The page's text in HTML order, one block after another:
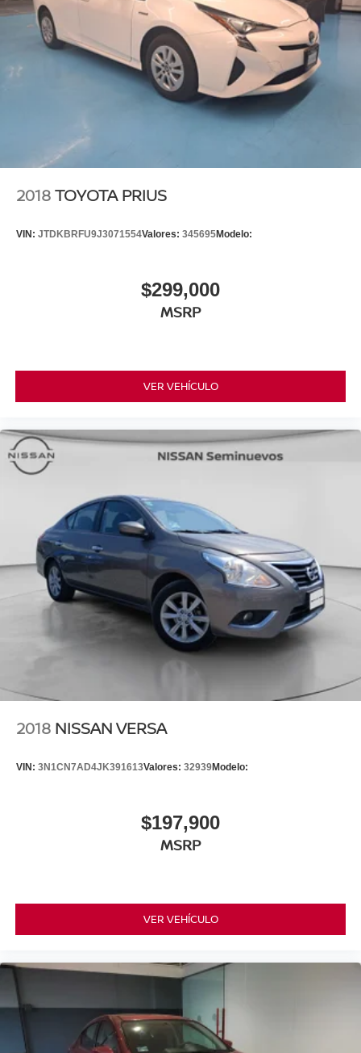
2018TOYOTA PRIUS
VIN: JTDKBRFU9J3071554Valores: 345695Modelo:
$299,000
MSRP
VER VEHÍCULO
2018 NISSAN VERSA
VIN: 3N1CN7AD4JK391613Valores: 32939Modelo:
$197,900
MSRP
VER VEHÍCULO